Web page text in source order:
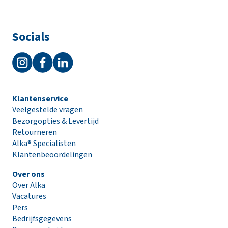
Socials
Klantenservice
Veelgestelde vragen
Bezorgopties & Levertijd
Retourneren
Alka® Specialisten
Klantenbeoordelingen
Over ons
Over Alka
Vacatures
Pers
Bedrijfsgegevens
e
l
w
a
e
n